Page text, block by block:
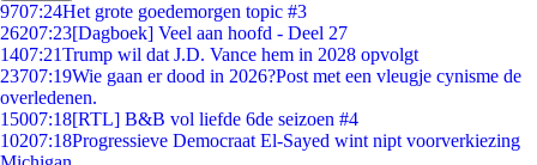
9707:24Het grote goedemorgen topic #3
26207:23[Dagboek] Veel aan hoofd - Deel 27
1407:21Trump wil dat J.D. Vance hem in 2028 opvolgt
23707:19Wie gaan er dood in 2026?Post met een vleugje cynisme de
overledenen.
15007:18[RTL] B&B vol liefde 6de seizoen #4
10207:18Progressieve Democraat El-Sayed wint nipt voorverkiezing